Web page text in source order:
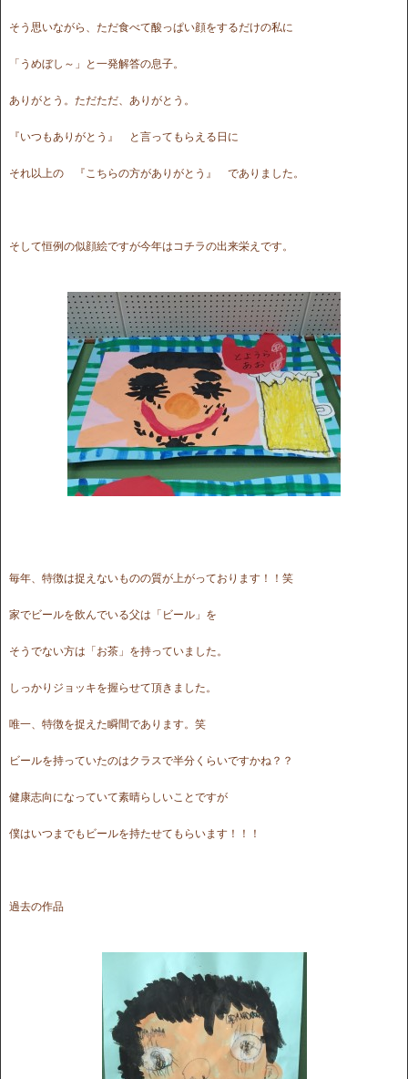
そう思いながら、ただ食べて酸っぱい顔をするだけの私に
「うめぼし～」と一発解答の息子。
ありがとう。ただただ、ありがとう。
『いつもありがとう』 と言ってもらえる日に
それ以上の 『こちらの方がありがとう』 でありました。
そして恒例の似顔絵ですが今年はコチラの出来栄えです。
毎年、特徴は捉えないものの質が上がっております！！笑
家でビールを飲んでいる父は「ビール」を
そうでない方は「お茶」を持っていました。
しっかりジョッキを握らせて頂きました。
唯一、特徴を捉えた瞬間であります。笑
ビールを持っていたのはクラスで半分くらいですかね？？
健康志向になっていて素晴らしいことですが
僕はいつまでもビールを持たせてもらいます！！！
過去の作品